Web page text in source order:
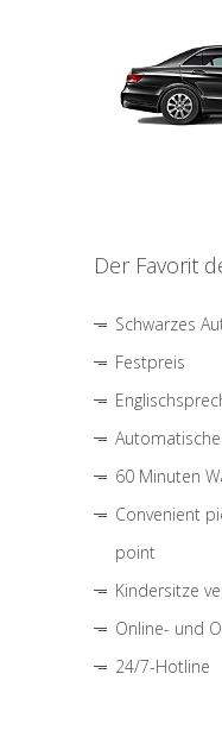
Der Favorit
Schwarzes
Festpreis
60 Minuten
Convenient
point
Kindersitze
Online- und
24/7-Hotline